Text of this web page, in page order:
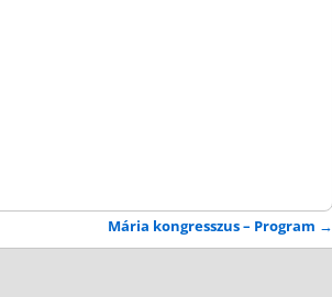
Mária kongresszus – Program →